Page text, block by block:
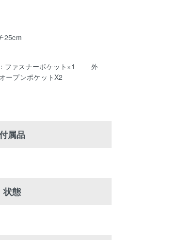
25cm
ファスナーポケット×1 外
ープンポケットX2
属品
状態